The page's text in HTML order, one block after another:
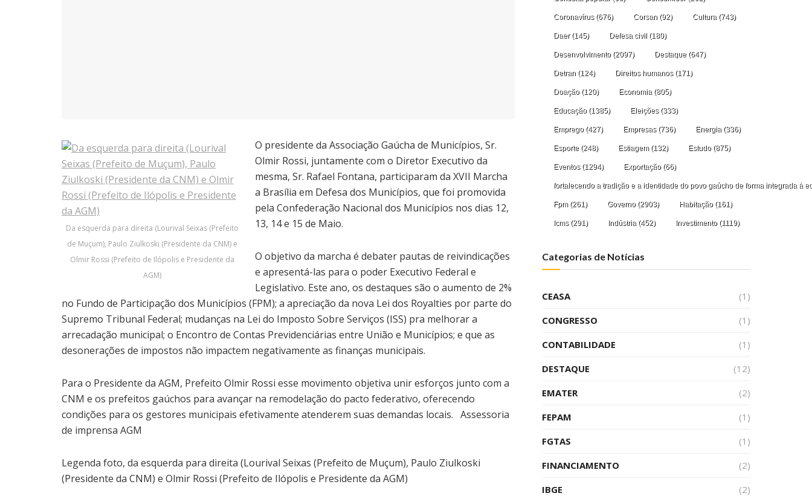
Da esquerda para direita (Lourival Seixas (Prefeito
de Muçum), Paulo Ziulkoski (Presidente da CNM) e
Olmir Rossi (Prefeito de Ilópolis e Presidente da
AGM)
O presidente da Associação Gaúcha de Municípios, Sr.
Olmir Rossi, juntamente com o Diretor Executivo da
mesma, Sr. Rafael Fontana, participaram da XVII Marcha
a Brasília em Defesa dos Municípios, que foi promovida
pela Confederação Nacional dos Municípios nos dias 12,
13, 14 e 15 de Maio.
O objetivo da marcha é debater pautas de reivindicações
e apresentá-las para o poder Executivo Federal e
Legislativo. Este ano, os destaques são o aumento de 2%
no Fundo de Participação dos Municípios (FPM); a apreciação da nova Lei dos Royalties por parte do
Supremo Tribunal Federal; mudanças na Lei do Imposto Sobre Serviços (ISS) pra melhorar a
arrecadação municipal; o Encontro de Contas Previdenciárias entre União e Municípios; e que as
desonerações de impostos não impactem negativamente as finanças municipais.
Para o Presidente da AGM, Prefeito Olmir Rossi esse movimento objetiva unir esforços junto com a
CNM e os prefeitos gaúchos para avançar na remodelação do pacto federativo, oferecendo
condições para os gestores municipais efetivamente atenderem suas demandas locais. Assessoria
de imprensa AGM
Legenda foto, da esquerda para direita (Lourival Seixas (Prefeito de Muçum), Paulo Ziulkoski
(Presidente da CNM) e Olmir Rossi (Prefeito de Ilópolis e Presidente da AGM)
Coronavírus(676) Corsan (92) Cultura (743)
Daer(145) Defesa civil (180)
Desenvolvimento(2097) Destaque (647)
Detran (124) Direitos humanos(171)
Doação(120) Economia (805)
Educação(1385) Eleições(333)
Emprego(427) Empresas(736) Energia (336)
Esporte (248) Estiagem(132) Estudo(875)
Eventos(1294) Exportação(66)
fortalecendo a tradição e a identidade do povo gaúcho de forma integrada à
Fpm(261) Governo(2903) Habitação(161)
Icms(291) Indústria (452) Investimento(1119)
Categorias de Notícias
CEASA
(1)
CONGRESSO
(1)
CONTABILIDADE
(1)
DESTAQUE
(12)
EMATER
(2)
FEPAM
(1)
FGTAS
(1)
FINANCIAMENTO
(2)
IBGE
(2)